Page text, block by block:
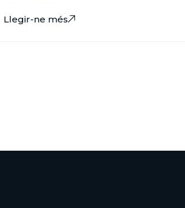
Llegir-ne més